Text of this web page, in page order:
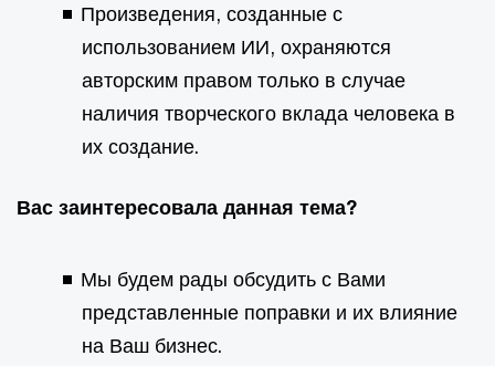
Произведения, созданные с
использованием ИИ, охраняются
авторским правом только в случае
наличия творческого вклада человека в
их создание.
Вас заинтересовала данная тема?
Мы будем рады обсудить с Вами
представленные поправки и их влияние
на Ваш бизнес.